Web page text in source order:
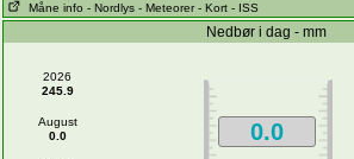
Måne info - Nordlys - Meteorer - Kort - ISS
Nedbør i dag - mm
2026
245.9
August
0.0
0.0